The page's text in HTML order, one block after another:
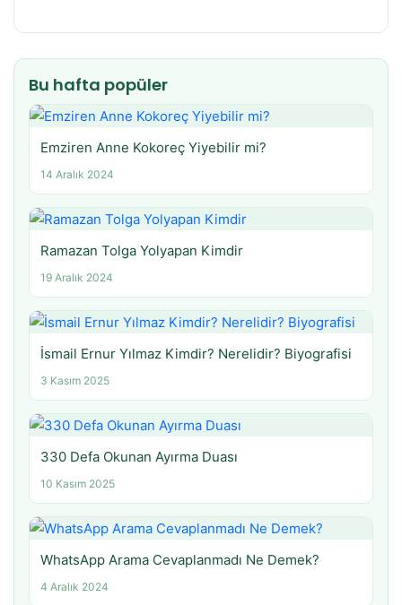
Bu hafta popüler
Emziren Anne Kokoreç Yiyebilir mi?
14 Aralık 2024
Ramazan Tolga Yolyapan Kimdir
19 Aralık 2024
İsmail Ernur Yılmaz Kimdir? Nerelidir? Biyografisi
3 Kasım 2025
330 Defa Okunan Ayırma Duası
10 Kasım 2025
WhatsApp Arama Cevaplanmadı Ne Demek?
4 Aralık 2024